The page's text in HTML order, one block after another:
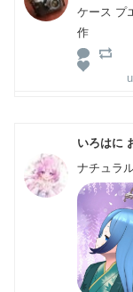
ケース プ
作
いろはに
ナチュラ